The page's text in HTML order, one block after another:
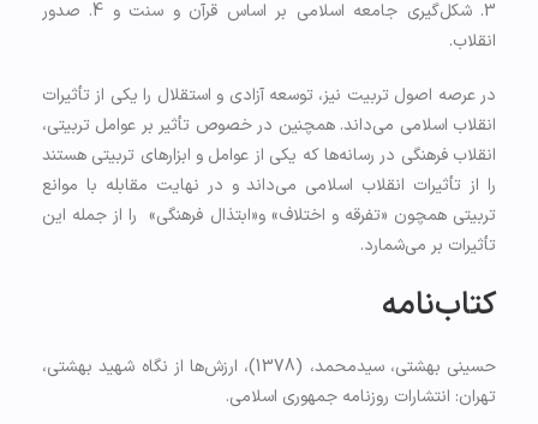
3. شکل‌گیری جامعه اسلامی بر اساس قرآن و سنت و 4. صدور
انقلاب.
در عرصه اصول تربیت نیز، توسعه آزادی و استقلال را یکی از تأثیرات
انقلاب اسلامی می‌داند. همچنین در خصوص تأثیر بر عوامل تربیتی،
انقلاب فرهنگی در رسانه‌ها که یکی از عوامل و ابزارهای تربیتی هستند
را از تأثیرات انقلاب اسلامی می‌داند و در نهایت مقابله با موانع
تربیتی همچون «تفرقه و اختلاف» و«ابتذال فرهنگی» را از جمله این
تأثیرات بر می‌شمارد.
کتاب‌نامه
حسینی بهشتی، سیدمحمد، (1378)، ارزش‌ها از نگاه شهید بهشتی،
تهران: انتشارات روزنامه جمهوری اسلامی.